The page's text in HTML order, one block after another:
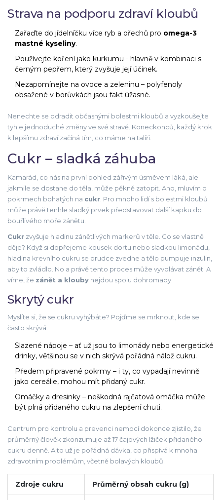
Strava na podporu zdraví kloubů
Zařaďte do jídelníčku více ryb a ořechů pro omega-3
mastné kyseliny.
Používejte koření jako kurkumu - hlavně v kombinaci s
černým pepřem, který zvyšuje její účinek.
Nezapomínejte na ovoce a zeleninu – polyfenoly
obsažené v borůvkách jsou fakt úžasné.
Nenechte se odradit občasnými bolestmi kloubů a vyzkoušejte
tyhle jednoduché změny ve své stravě. Koneckonců, každý krok
k lepšímu zdraví začíná tím, co máme na talíři.
Cukr – sladká záhuba
Kamarád, co nás na první pohled zářivým úsměvem láká, ale
jakmile se dostane do těla, může pěkně zatopit. Ano, mluvím o
pokrmech bohatých na cukr . Pro mnoho lidí s bolestmi kloubů
může právě tenhle sladký prvek představovat další kapku do
bouřlivého moře zánětu.
Cukr zvyšuje hladinu zánětlivých markerů v těle. Co se vlastně
děje? Když si dopřejeme kousek dortu nebo sladkou limonádu,
hladina krevního cukru se prudce zvedne a tělo pumpuje inzulin,
aby to zvládlo. No a právě tento proces může vyvolávat zánět. A
víme, že zánět a klouby nejdou spolu dohromady.
Skrytý cukr
Myslíte si, že se cukru vyhýbáte? Pojďme se mrknout, kde se
často skrývá:
Slazené nápoje – ať už jsou to limonády nebo energetické
drinky, většinou se v nich skrývá pořádná nálož cukru.
Předem připravené pokrmy – i ty, co vypadají nevinně
jako cereálie, mohou mít přidaný cukr.
Omáčky a dresinky – neškodná rajčatová omáčka může
být plná přidaného cukru na zlepšení chuti.
Centrum pro kontrolu a prevenci nemocí dokonce zjistilo, že
průměrný člověk zkonzumuje až 17 čajových lžiček přidaného
cukru denně. A to už je pořádná dávka, co přispívá k mnoha
zdravotním problémům, včetně bolavých kloubů.
Zdroje cukru Průměrný obsah cukru (g)